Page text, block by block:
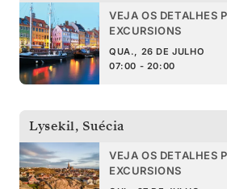
VEJA OS DETALHES
EXCURSIONS
QUA., 26 DE JULHO
07:00 - 20:00
Lysekil, Suécia
VEJA OS DETALHES
EXCURSIONS